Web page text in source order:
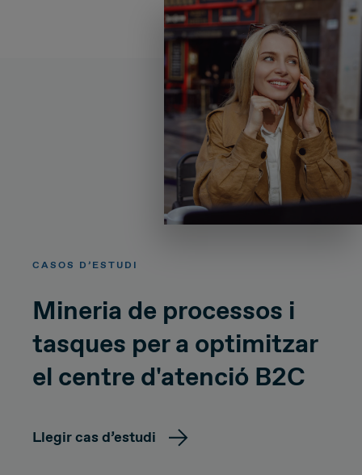
CASOS D’ESTUDI
Mineria de processos i
tasques per a optimitzar
el centre d'atenció B2C
Llegir cas d’estudi